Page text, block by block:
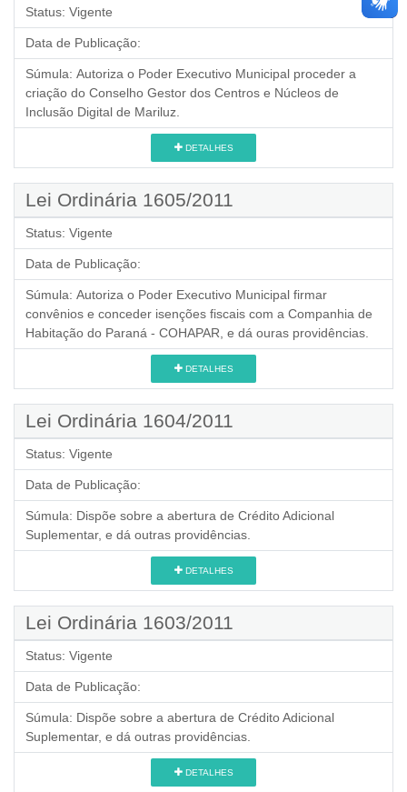
Status: Vigente
Data de Publicação:
Súmula: Autoriza o Poder Executivo Municipal proceder a
criação do Conselho Gestor dos Centros e Núcleos de
Inclusão Digital de Mariluz.
DETALHES
Lei Ordinária 1605/2011
Status: Vigente
Data de Publicação:
Súmula: Autoriza o Poder Executivo Municipal firmar
convênios e conceder isenções fiscais com a Companhia de
Habitação do Paraná - COHAPAR, e dá ouras providências.
DETALHES
Lei Ordinária 1604/2011
Status: Vigente
Data de Publicação:
Súmula: Dispõe sobre a abertura de Crédito Adicional
Suplementar, e dá outras providências.
DETALHES
Lei Ordinária 1603/2011
Status: Vigente
Data de Publicação:
Súmula: Dispõe sobre a abertura de Crédito Adicional
Suplementar, e dá outras providências.
DETALHES